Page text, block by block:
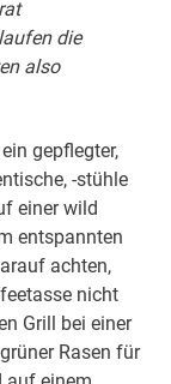
die
also
gepflegter,
-stühle
einer wild
entspannten
achten,
nicht
Grill bei einer
Rasen für